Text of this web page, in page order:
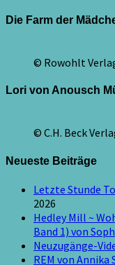
Die Farm der
© Rowohlt
Lori von Anousch
© C.H. Beck
Neueste Beiträge
Letzte Stunde
2026
Hedley Mill ~
Band 1) von
Neuzugänge-
REM von